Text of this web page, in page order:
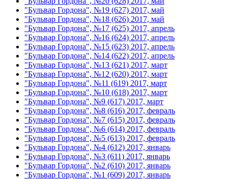
"Бульвар Гордона", №19 (627) 2017, май
"Бульвар Гордона", №18 (626) 2017, май
"Бульвар Гордона", №17 (625) 2017, апрель
"Бульвар Гордона", №16 (624) 2017, апрель
"Бульвар Гордона", №15 (623) 2017, апрель
"Бульвар Гордона", №14 (622) 2017, апрель
"Бульвар Гордона", №13 (621) 2017, март
"Бульвар Гордона", №12 (620) 2017, март
"Бульвар Гордона", №11 (619) 2017, март
"Бульвар Гордона", №10 (618) 2017, март
"Бульвар Гордона", №9 (617) 2017, март
"Бульвар Гордона", №8 (616) 2017, февраль
"Бульвар Гордона", №7 (615) 2017, февраль
"Бульвар Гордона", №6 (614) 2017, февраль
"Бульвар Гордона", №5 (613) 2017, февраль
"Бульвар Гордона", №4 (612) 2017, январь
"Бульвар Гордона", №3 (611) 2017, январь
"Бульвар Гордона", №2 (610) 2017, январь
"Бульвар Гордона", №1 (609) 2017, январь